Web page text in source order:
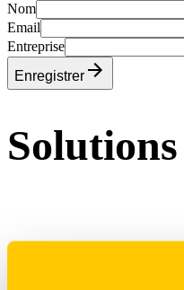
Nom
Email
Entreprise
Enregistrer
Solutions